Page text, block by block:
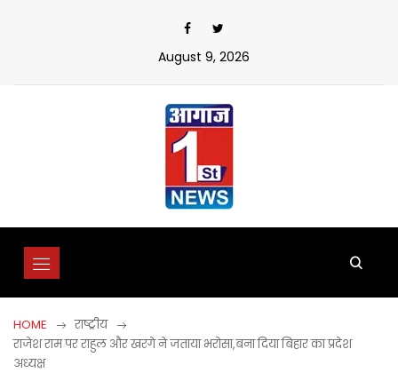
August 9, 2026
HOME
राष्ट्रीय
राजेश राम पर राहुल और खरगे ने जताया भरोसा,बना दिया बिहार का प्रदेश
अध्यक्ष